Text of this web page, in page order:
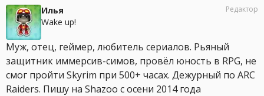
Илья
Wake up!
Редактор
Муж, отец, геймер, любитель сериалов. Рьяный
защитник иммерсив-симов, провёл юность в RPG, не
смог пройти Skyrim при 500+ часах. Дежурный по ARC
Raiders. Пишу на Shazoo с осени 2014 года